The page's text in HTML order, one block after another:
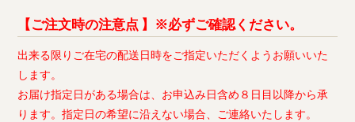
【ご注文時の注意点 】※必ずご確認ください。
出来る限りご在宅の配送日時をご指定いただくようお願いいた
します。
お届け指定日がある場合は、お申込み日含め８日目以降から承
ります。指定日の希望に沿えない場合、ご連絡いたします。